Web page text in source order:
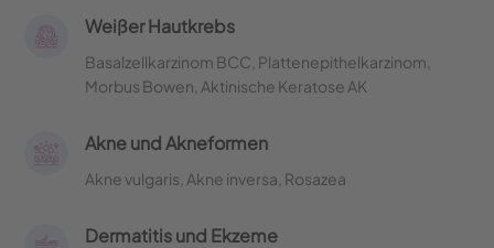
Weißer Hautkrebs
Basalzellkarzinom BCC, Plattenepithelkarzinom,
Morbus Bowen, Aktinische Keratose AK
Akne und Akneformen
Akne vulgaris, Akne inversa, Rosazea
Dermatitis und Ekzeme